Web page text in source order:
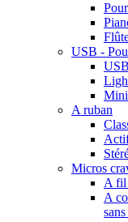
USB -
A ruban
Micros
A fil
A